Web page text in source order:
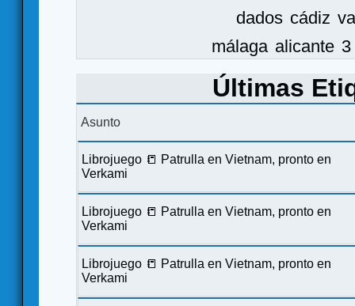
dados cádiz
málaga alicante
Últimas
Asunto
Librojuego 📒 Patrulla en Vietnam, pronto en
Verkami
Librojuego 📒 Patrulla en Vietnam, pronto en
Verkami
Librojuego 📒 Patrulla en Vietnam, pronto en
Verkami